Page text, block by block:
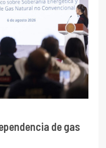
de gas